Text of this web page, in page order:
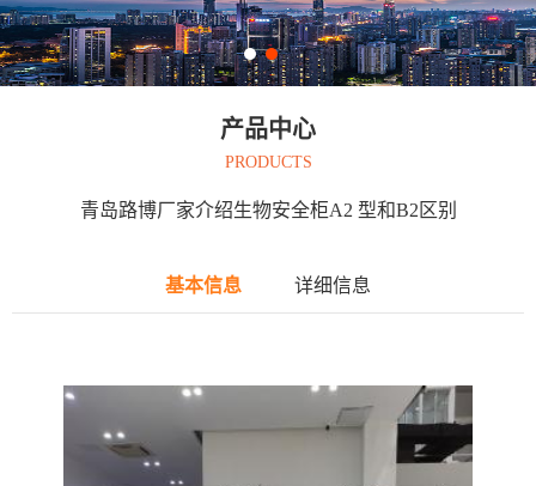
产品中心
PRODUCTS
青岛路博厂家介绍生物安全柜A2 型和B2区别
基本信息 详细信息